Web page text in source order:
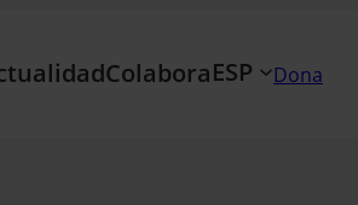
ColaboraESP Dona